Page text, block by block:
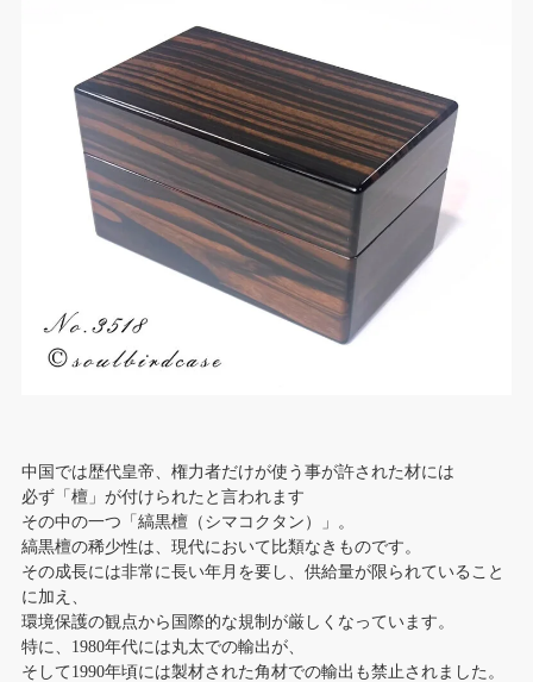
中国では歴代皇帝、権力者だけが使う事が許された材には
必ず「檀」が付けられたと言われます
その中の一つ「縞黒檀（シマコクタン）」。
縞黒檀の稀少性は、現代において比類なきものです。
その成長には非常に長い年月を要し、供給量が限られていること
に加え、
環境保護の観点から国際的な規制が厳しくなっています。
特に、1980年代には丸太での輸出が、
そして1990年頃には製材された角材での輸出も禁止されました。